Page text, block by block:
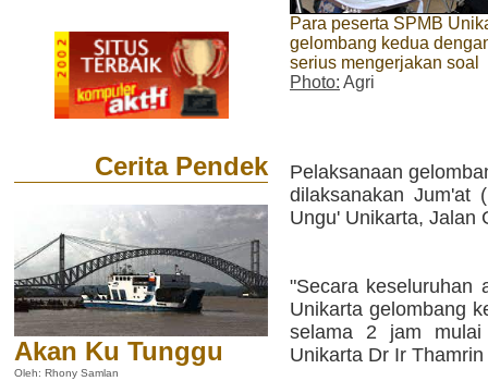
Cerita Pendek
Akan Ku Tunggu
Oleh: Rhony Samlan
Para peserta SPMB
gelombang kedua
serius mengerjakan soal
Photo: Agri
Pelaksanaan
dilaksanakan Jum'at
Ungu' Unikarta, Jalan
"Secara keseluruhan
Unikarta gelombang
selama 2 jam
Unikarta Dr Ir